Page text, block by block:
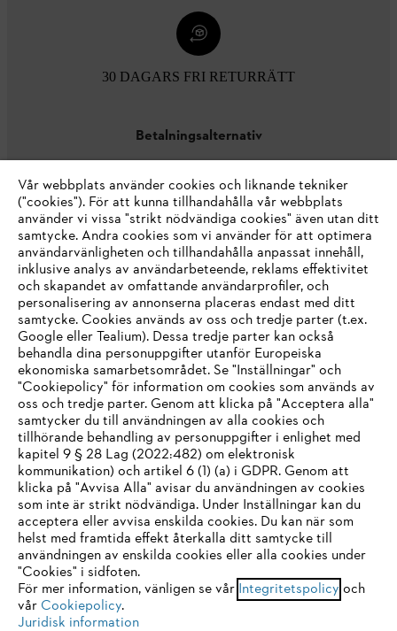
30 DAGARS FRI RETURRÄTT
Betalningsalternativ
Företaget
STIHL FAQ
Service
Allmänna villkor och bestämmelser
Integritetspolicy
Juridisk information
IHR BROWSER WIRD NICHT
UNTERSTÜTZT
Sie nutzen einen Browser, den wir noch nicht unterstützen. Für
eine optimale Nutzung unserer Seite empfehlen wir Ihnen, zu
einem der folgenden Browser zu wechseln:
Vår webbplats använder cookies och liknande tekniker
("cookies"). För att kunna tillhandahålla vår webbplats
använder vi vissa "strikt nödvändiga cookies" även utan ditt
samtycke. Andra cookies som vi använder för att optimera
användarvänligheten och tillhandahålla anpassat innehåll,
inklusive analys av användarbeteende, reklams effektivitet
och skapandet av omfattande användarprofiler, och
personalisering av annonserna placeras endast med ditt
samtycke. Cookies används av oss och tredje parter (t.ex.
Google eller Tealium). Dessa tredje parter kan också
behandla dina personuppgifter utanför Europeiska
ekonomiska samarbetsområdet. Se "Inställningar" och
"Cookiepolicy" för information om cookies som används av
oss och tredje parter. Genom att klicka på "Acceptera alla"
samtycker du till användningen av alla cookies och
tillhörande behandling av personuppgifter i enlighet med
kapitel 9 § 28 Lag (2022:482) om elektronisk
kommunikation) och artikel 6 (1) (a) i GDPR. Genom att
klicka på "Avvisa Alla" avisar du användningen av cookies
som inte är strikt nödvändiga. Under Inställningar kan du
acceptera eller avvisa enskilda cookies. Du kan när som
helst med framtida effekt återkalla ditt samtycke till
användningen av enskilda cookies eller alla cookies under
"Cookies" i sidfoten.
För mer information, vänligen se vår Integritetspolicy och
vår Cookiepolicy.
Juridisk information